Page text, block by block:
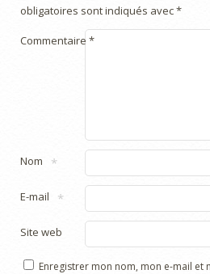
obligatoires sont indiqués avec*
Commentaire *
Nom *
E-mail *
Site web
Enregistrer mon nom, mon e-mail et